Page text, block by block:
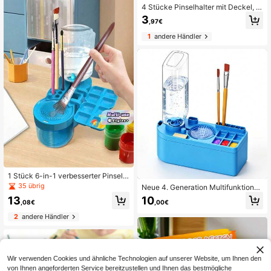
1 Stück 6-in-1 verbesserter Pinselr
einiger mit Palette, Wasserzirkulatio
ns-Pinselreinigungsgerät mit Ablauf
system und Pinselhalter, geeignet f
erte Farben, Künstlerbedarf
35 übrig
13 ,08€
2andere Händler
4 Stücke Pinselhalter mit Deckel, Pi
nselwascheimer, auslaufsicherer Mi
schbecher, Aquarellpinsel-Waschbe
cher, Nagelkunst-Pinsel-Reinigung
sbecher, kleiner Kunststoff-Reinigu
ngsbecher für Malarbeiten, abnehm
bar, Pinselwascheimer für Kunstmal
erei, multifunktionaler auslaufsicher
er Mischbecher, tragbarer Acryl- un
d Aquarellpinsel-Waschbecher, ausl
aufsicher, Kunstschule - Künstlerbe
darf - Schulbedarf - Geschenk zum
Schulanfang - leicht zu reinigen
3,97€
1andere Händler
Neue 4. Generation Multifunktions-
Automatische Pinselreinigung- und
Waschstation, mit Wassertank, All-i
e und Pinselhalter, geeignet für Aqu
arell, Acryl, Ölmalerei, tragbares Kü
nstlerwerkzeug
10 ,00€
Wir verwenden Cookies und ähnliche Technologien auf unserer Website, um Ihnen den
von Ihnen angeforderten Service bereitzustellen und Ihnen das bestmögliche